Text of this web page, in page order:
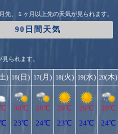
先、１ヶ月以上先の天気が見られます。
90日間天気
られます。
) 16(日)
30℃
23℃
17(月)
28℃
24℃
18(火)
29℃
23℃
19(水)
29℃
24℃
20(木)
28℃
24℃